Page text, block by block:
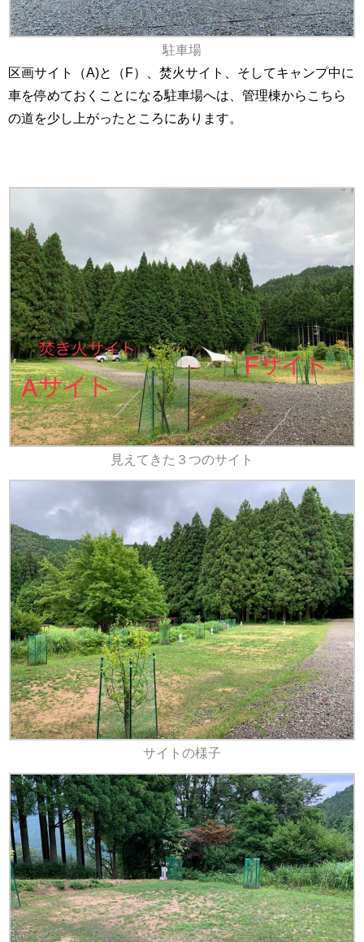
駐車場
区画サイト（A)と（F）、焚火サイト、そしてキャンプ中に
車を停めておくことになる駐車場へは、管理棟からこちら
の道を少し上がったところにあります。
見えてきた３つのサイト
サイトの様子